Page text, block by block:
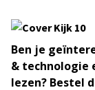
Ben je
& technologie
lezen? Bestel